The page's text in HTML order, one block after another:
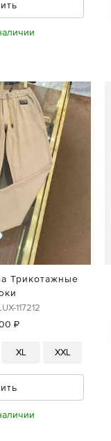
Трикотажные
117212
₽
XL XXL